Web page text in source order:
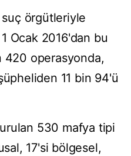
suç örgütleriyle
Ocak 2016'dan bu
420 operasyonda,
11 bin 94'ü
530 mafya tipi
17'si bölgesel,